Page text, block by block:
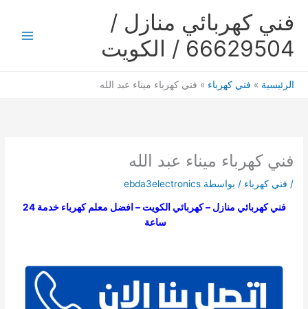
فني كهربائي منازل /
66629504 / الكويت
الرئيسية فني كهرباء فني كهرباء ميناء عبد الله
فني كهرباء ميناء عبد الله
/ فني كهرباء / بواسطة ebda3electronics
فني كهربائي منازل – كهربائي الكويت – افضل معلم كهرباء خدمة 24
ساعة